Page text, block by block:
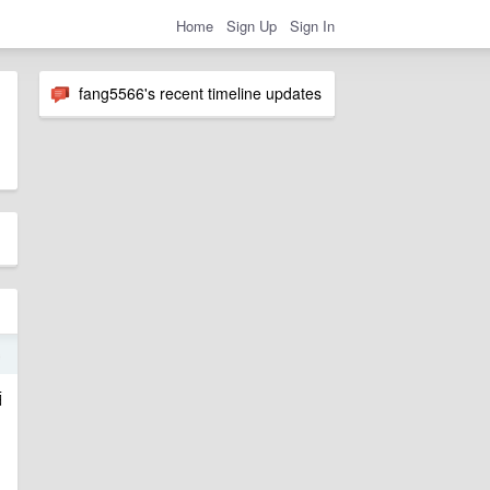
Home Sign Up Sign In
fang5566's recent timeline updates